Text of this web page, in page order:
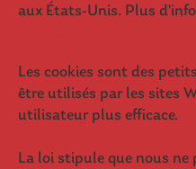
aux États-Unis. Plus
Les cookies sont des
être utilisés par les sites
utilisateur plus efficace.
La loi stipule que nous ne